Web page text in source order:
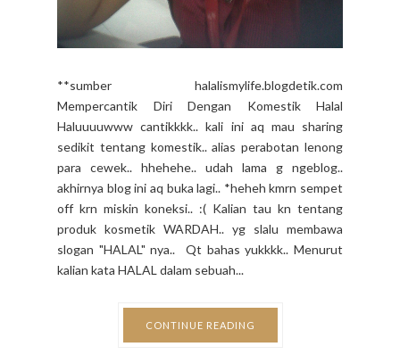
**sumber halalismylife.blogdetik.com
Mempercantik Diri Dengan Komestik Halal
Haluuuuwww cantikkkk.. kali ini aq mau sharing
sedikit tentang komestik.. alias perabotan lenong
para cewek.. hhehehe.. udah lama g ngeblog..
akhirnya blog ini aq buka lagi.. *heheh kmrn sempet
off krn miskin koneksi.. :( Kalian tau kn tentang
produk kosmetik WARDAH.. yg slalu membawa
slogan "HALAL" nya.. Qt bahas yukkkk.. Menurut
CONTINUE READING